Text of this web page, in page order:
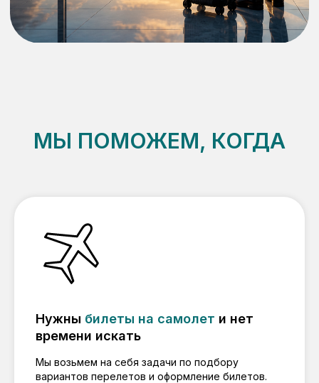
МЫ ПОМОЖЕМ, КОГДА
Нужны билеты на самолет и нет
времени искать
Мы возьмем на себя задачи по подбору
вариантов перелетов и оформление билетов.